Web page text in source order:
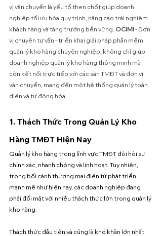
vị vận chuyển là yếu tố then chốt giúp doanh
nghiệp tối ưu hóa quy trình, nâng cao trải nghiệm
khách hàng và tăng trưởng bền vững. OCIMI - Đơn
vị chuyên tư vấn - triển khai giải pháp phần mềm
quản lý kho hàng chuyên nghiệp, không chỉ giúp
doanh nghiệp quản lý kho hàng thông minh mà
còn kết nối trực tiếp với các sàn TMĐT và đơn vị
vận chuyển, mang đến một hệ thống quản lý toàn
diện và tự động hóa.
1. Thách Thức Trong Quản Lý Kho
Hàng TMĐT Hiện Nay
Quản lý kho hàng trong lĩnh vực TMĐT đòi hỏi sự
chính xác, nhanh chóng và linh hoạt. Tuy nhiên,
trong bối cảnh thương mại điện tử phát triển
mạnh mẽ như hiện nay, các doanh nghiệp đang
phải đối mặt với nhiều thách thức lớn trong quản lý
kho hàng.
Thách thức đầu tiên và cũng là khó khăn lớn nhất